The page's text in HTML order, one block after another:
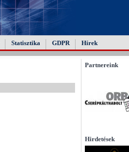
Statisztika GDPR Hírek
Partnereink
Hirdetések